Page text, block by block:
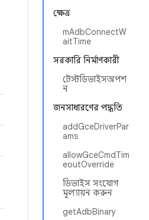
ক্ষেত্র
mAdbConnectW
aitTime
সরকারি নির্মাণকারী
টেস্টডিভাইসঅপশ
ন
জনসাধারণের পদ্ধতি
addGceDriverPar
ams
allowGceCmdTim
eoutOverride
ডিভাইস সংযোগ
মূল্যায়ন করুন
getAdbBinary